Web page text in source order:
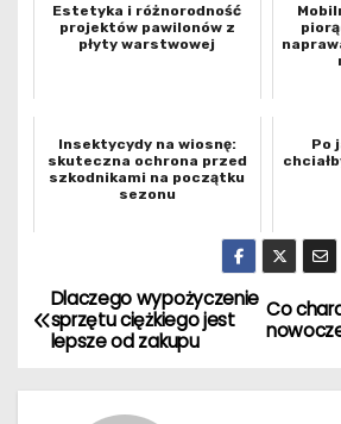
Estetyka i różnorodność
projektów pawilonów z
płyty warstwowej
Insektycydy na wiosnę:
skuteczna ochrona przed
szkodnikami na początku
sezonu
Po
N
a
Co
Dlaczego wypożyczenie
sprzętu ciężkiego jest
lepsze od zakupu